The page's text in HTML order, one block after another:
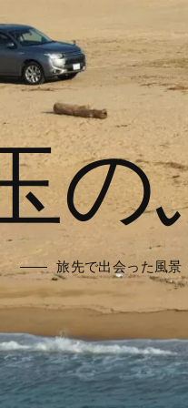
旅先で出会った風景